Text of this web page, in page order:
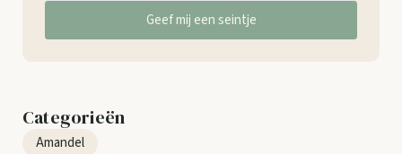
Geef mij een seintje
Categorieën
Amandel